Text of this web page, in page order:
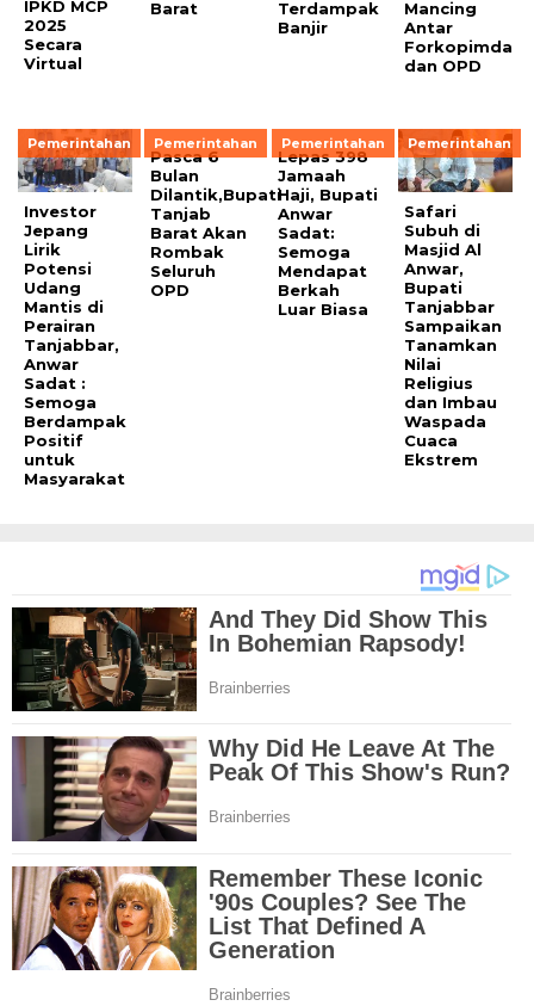
IPKD MCP
2025
Secara
Virtual
Barat
Terdampak
Banjir
Mancing
Antar
Forkopimda
dan OPD
Pemerintahan
Investor
Jepang
Lirik
Potensi
Udang
Mantis di
Perairan
Tanjabbar,
Anwar
Sadat :
Semoga
Berdampak
Positif
untuk
Masyarakat
Pemerintahan
Pasca 6
Bulan
Dilantik,Bupati
Tanjab
Barat Akan
Rombak
Seluruh
OPD
Pemerintahan
Lepas 398
Jamaah
Haji, Bupati
Anwar
Sadat:
Semoga
Mendapat
Berkah
Luar Biasa
Pemerintahan
Safari
Subuh di
Masjid Al
Anwar,
Bupati
Tanjabbar
Sampaikan
Tanamkan
Nilai
Religius
dan Imbau
Waspada
Cuaca
Ekstrem